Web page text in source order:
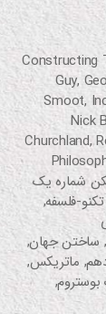
Constructing
Guy,
Smoot,
Nick
Churchland,
شماره یک
تکنو-فلسفه,
, ساختن جهان,
, ماتریکس,
,